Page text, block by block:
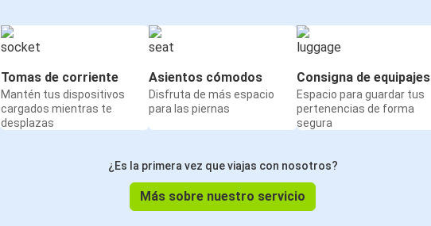
Tomas de corriente
Mantén tus dispositivos
cargados mientras te
desplazas
Asientos cómodos
Disfruta de más espacio
para las piernas
Consigna de equipajes
Espacio para guardar tus
pertenencias de forma
segura
¿Es la primera vez que viajas con nosotros?
Más sobre nuestro servicio